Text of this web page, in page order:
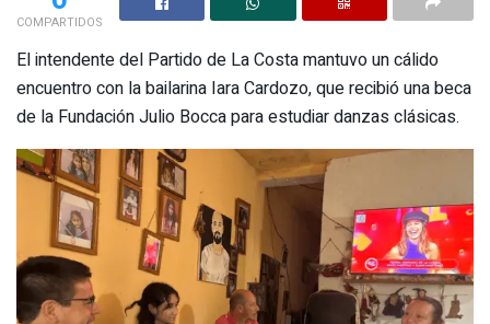
COMPARTIDOS
El intendente del Partido de La Costa mantuvo un cálido
encuentro con la bailarina Iara Cardozo, que recibió una beca
de la Fundación Julio Bocca para estudiar danzas clásicas.